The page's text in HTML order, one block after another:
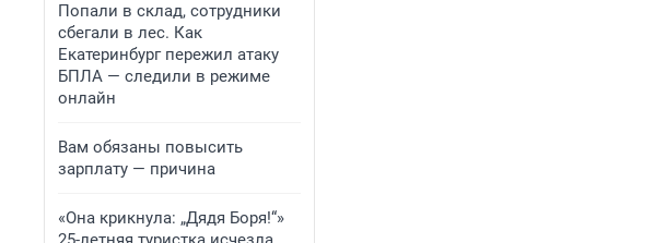
Попали в склад, сотрудники
сбегали в лес. Как
Екатеринбург пережил атаку
БПЛА — следили в режиме
онлайн
Вам обязаны повысить
зарплату — причина
«Она крикнула: „Дядя Боря!“»